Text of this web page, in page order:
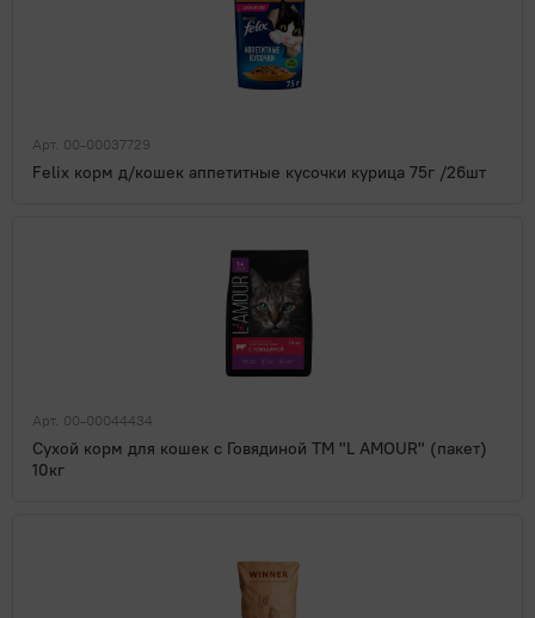
Арт. 00-00037729
Felix корм д/кошек аппетитные кусочки курица 75г /26шт
Арт. 00-00044434
Сухой корм для кошек с Говядиной ТМ "L AMOUR" (пакет)
10кг